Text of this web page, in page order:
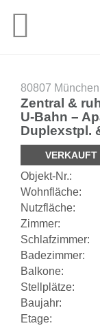
80807 München
Zentral &
U-Bahn –
Duplexstpl.
VERKAUFT
Objekt-Nr.:
Wohnfläche:
Nutzfläche:
Zimmer:
Schlafzimmer:
Badezimmer:
Balkone:
Stellplätze:
Baujahr:
Etage: